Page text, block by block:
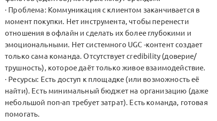
· Проблема: Коммуникация с клиентом заканчивается в
момент покупки. Нет инструмента, чтобы перенести
отношения в офлайн и сделать их более глубокими и
эмоциональными. Нет системного UGC -контент создает
только сама команда. Отсутствует credibility (доверие/
трушность), которое даёт только живое взаимодействие.
· Ресурсы: Есть доступ к площадке (или возможность её
найти). Есть минимальный бюджет на организацию (даже
небольшой поп-ап требует затрат). Есть команда, готовая
помогать.